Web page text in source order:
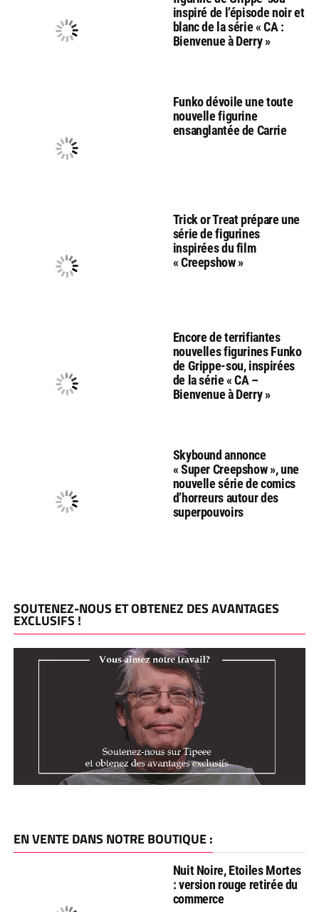
inspiré de l’épisode noir et
blanc de la série « CA :
Bienvenue à Derry »
Funko dévoile une toute
nouvelle figurine
ensanglantée de Carrie
Trick or Treat prépare une
série de figurines
inspirées du film
« Creepshow »
Encore de terrifiantes
nouvelles figurines Funko
de Grippe-sou, inspirées
de la série « CA –
Bienvenue à Derry »
Skybound annonce
« Super Creepshow », une
nouvelle série de comics
d’horreurs autour des
superpouvoirs
SOUTENEZ-NOUS ET OBTENEZ DES AVANTAGES
EXCLUSIFS !
EN VENTE DANS NOTRE BOUTIQUE :
Nuit Noire, Etoiles Mortes
: version rouge retirée du
commerce